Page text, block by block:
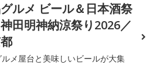
ルメ ビール＆日本酒祭
田明神納涼祭り2026／
メ屋台と美味しいビールが大集